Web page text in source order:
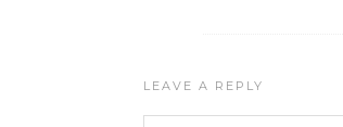
LEAVE A REPLY